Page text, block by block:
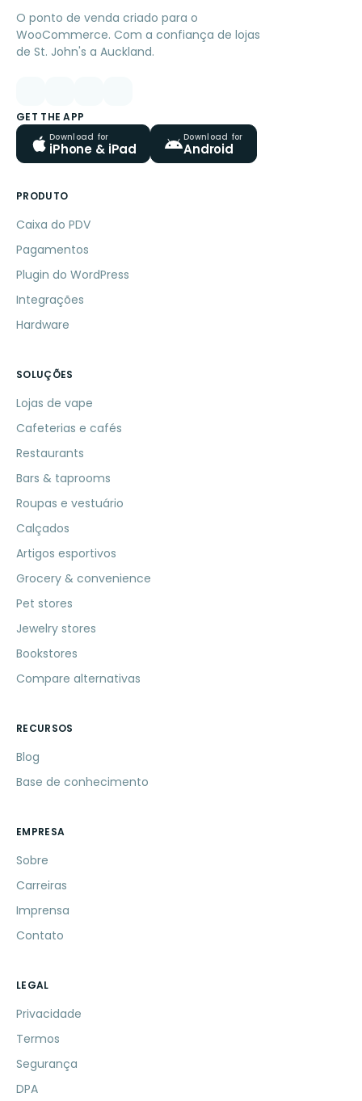
O ponto de venda criado para o
WooCommerce. Com a confiança de lojas
de St. John's a Auckland.
GET THE APP
Download for
iPhone & iPad
Download for
Android
PRODUTO
Caixa do PDV
Pagamentos
Plugin do WordPress
Integrações
Hardware
SOLUÇÕES
Lojas de vape
Cafeterias e cafés
Restaurants
Bars & taprooms
Roupas e vestuário
Calçados
Artigos esportivos
Grocery & convenience
Pet stores
Jewelry stores
Bookstores
Compare alternativas
RECURSOS
Blog
Base de conhecimento
EMPRESA
Sobre
Carreiras
Imprensa
Contato
LEGAL
Privacidade
Termos
Segurança
DPA